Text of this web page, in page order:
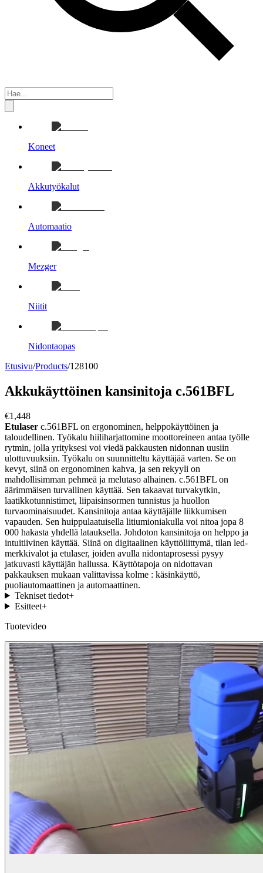
Koneet
Akkutyökalut
Automaatio
Mezger
Niitit
Nidontaopas
Etusivu/Products/128100
Akkukäyttöinen kansinitoja c.561BFL
€1,448
Etulaser c.561BFL on ergonominen, helppokäyttöinen ja
taloudellinen. Työkalu hiiliharjattomine moottoreineen antaa työlle
rytmin, jolla yrityksesi voi viedä pakkausten nidonnan uusiin
ulottuvuuksiin. Työkalu on suunnitteltu käyttäjää varten. Se on
kevyt, siinä on ergonominen kahva, ja sen rekyyli on
mahdollisimman pehmeä ja melutaso alhainen. c.561BFL on
äärimmäisen turvallinen käyttää. Sen takaavat turvakytkin,
laatikkotunnistimet, liipaisinsormen tunnistus ja huollon
turvaominaisuudet. Kansinitoja antaa käyttäjälle liikkumisen
vapauden. Sen huippulaatuisella litiumioniakulla voi nitoa jopa 8
000 hakasta yhdellä latauksella. Johdoton kansinitoja on helppo ja
intuitiivinen käyttää. Siinä on digitaalinen käyttöliittymä, tilan led-
merkkivalot ja etulaser, joiden avulla nidontaprosessi pysyy
jatkuvasti käyttäjän hallussa. Käyttötapoja on nidottavan
pakkauksen mukaan valittavissa kolme : käsinkäyttö,
puoliautomaattinen ja automaattinen.
Tekniset tiedot+
Esitteet+
Tuotevideo